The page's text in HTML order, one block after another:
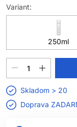
Variant:
250ml
Skladom > 20
Doprava